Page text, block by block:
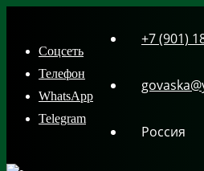
content
Соцсеть
Телефон
WhatsApp
Telegram
+7 (901)
Россия